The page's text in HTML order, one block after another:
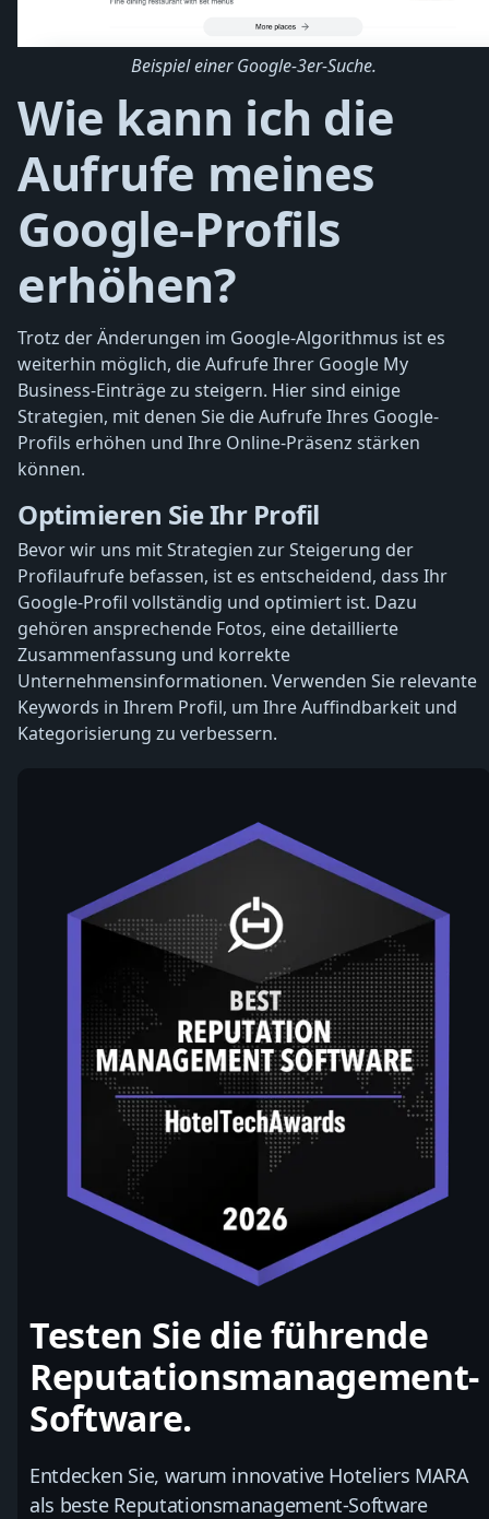
Beispiel einer Google-3er-Suche.
Wie kann ich die
Aufrufe meines
Google-Profils
erhöhen?
Trotz der Änderungen im Google-Algorithmus ist es
weiterhin möglich, die Aufrufe Ihrer Google My
Business-Einträge zu steigern. Hier sind einige
Strategien, mit denen Sie die Aufrufe Ihres Google-
Profils erhöhen und Ihre Online-Präsenz stärken
können.
Optimieren Sie Ihr Profil
Bevor wir uns mit Strategien zur Steigerung der
Profilaufrufe befassen, ist es entscheidend, dass Ihr
Google-Profil vollständig und optimiert ist. Dazu
gehören ansprechende Fotos, eine detaillierte
Zusammenfassung und korrekte
Unternehmensinformationen. Verwenden Sie relevante
Keywords in Ihrem Profil, um Ihre Auffindbarkeit und
Kategorisierung zu verbessern.
Testen Sie die führende
Reputationsmanagement-
Software.
Entdecken Sie, warum innovative Hoteliers MARA
als beste Reputationsmanagement-Software